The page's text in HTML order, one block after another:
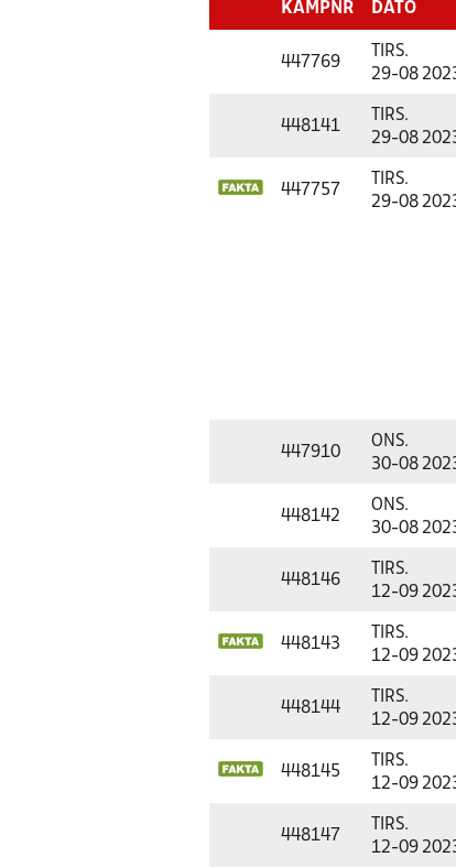
KAMPNR DATO
447769
TIRS.
29-08
448141
TIRS.
29-08
447757
TIRS.
29-08
447910
ONS.
30-08
448142
ONS.
30-08
448146
TIRS.
12-09
448143
TIRS.
12-09
448144
TIRS.
12-09
448145
TIRS.
12-09
448147
TIRS.
12-09